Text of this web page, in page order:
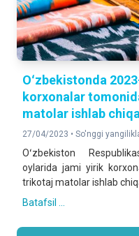
Oʻzbekistonda
korxonalar
matolar ishlab
27/04/2023 • So'nggi
Oʻzbekiston
oylarida jami yirik
trikotaj matolar ishlab
Batafsil ...